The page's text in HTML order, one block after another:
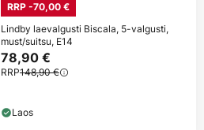
RRP -70,00 €
Lindby laevalgusti Biscala, 5-valgusti,
must/suitsu, E14
78,90 €
RRP148,90 €
Laos